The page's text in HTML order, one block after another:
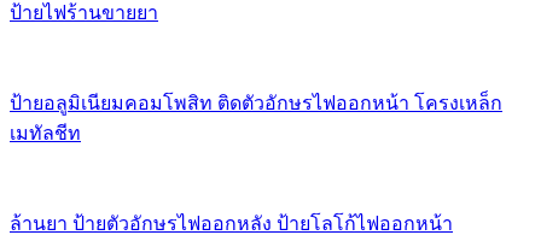
ป้ายไฟร้านขายยา
ป้ายอลูมิเนียมคอมโพสิท ติดตัวอักษรไฟออกหน้า โครงเหล็ก
เมทัลชีท
ล้านยา ป้ายตัวอักษรไฟออกหลัง ป้ายโลโก้ไฟออกหน้า